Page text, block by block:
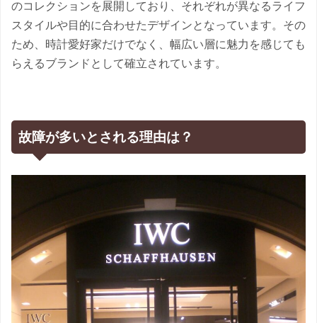
のコレクションを展開しており、それぞれが異なるライフ
スタイルや目的に合わせたデザインとなっています。その
ため、時計愛好家だけでなく、幅広い層に魅力を感じても
らえるブランドとして確立されています。
故障が多いとされる理由は？